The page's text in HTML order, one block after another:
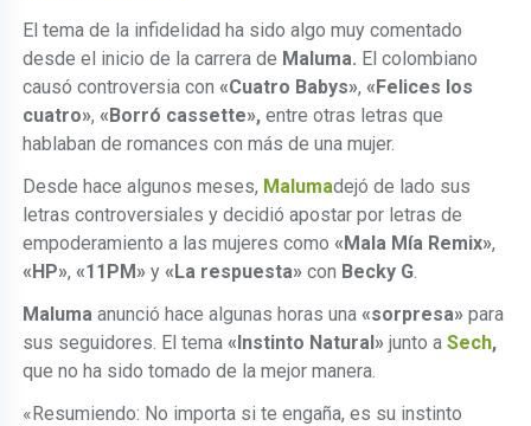
El tema de la infidelidad ha sido algo muy comentado
desde el inicio de la carrera de Maluma. El colombiano
causó controversia con«Cuatro Babys»,«Felices los
cuatro», «Borró cassette», entre otras letras que
hablaban de romances con más de una mujer.
Desde hace algunos meses, Malumadejó de lado sus
letras controversiales y decidió apostar por letras de
empoderamiento a las mujeres como«Mala Mía Remix»,
«HP», «11PM» y «La respuesta» con Becky G
Maluma anunció hace algunas horas una«sorpresa» para
sus seguidores. El tema«Instinto Natural» junto aSech,
que no ha sido tomado de la mejor manera.
«Resumiendo: No importa si te engaña, es su instinto